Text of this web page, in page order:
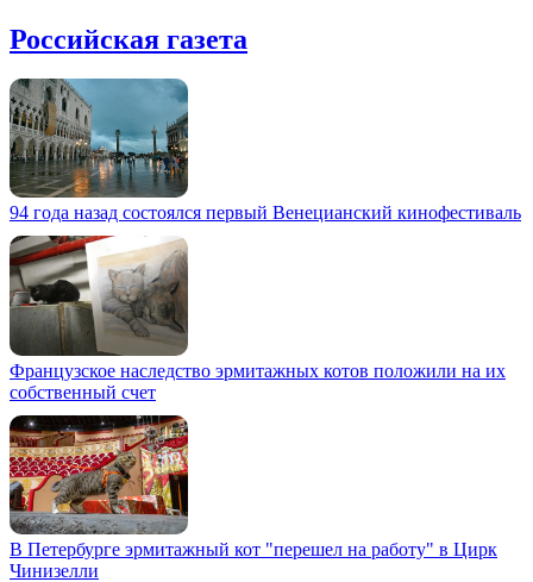
Российская газета
94 года назад состоялся первый Венецианский кинофестиваль
Французское наследство эрмитажных котов положили на их
собственный счет
В Петербурге эрмитажный кот "перешел на работу" в Цирк
Чинизелли